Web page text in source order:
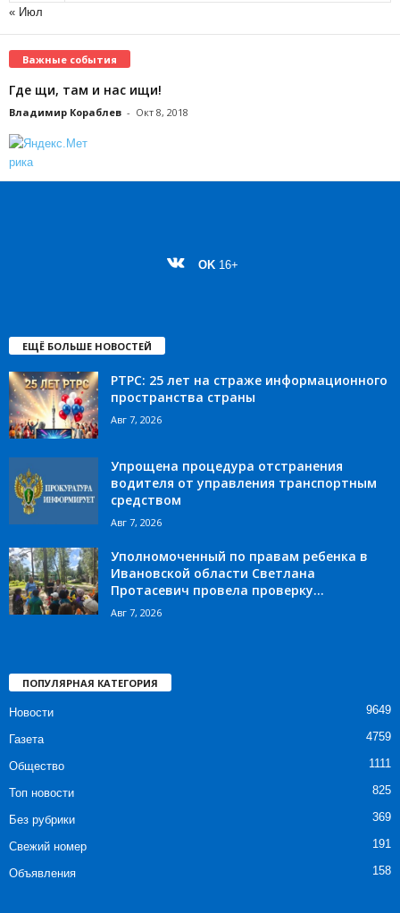
« Июл
Важные события
Где щи, там и нас ищи!
Владимир Кораблев - Окт 8, 2018
OK 16+
ЕЩЁ БОЛЬШЕ НОВОСТЕЙ
РТРС: 25 лет на страже информационного
пространства страны
Авг 7, 2026
Упрощена процедура отстранения
водителя от управления транспортным
средством
Авг 7, 2026
Уполномоченный по правам ребенка в
Ивановской области Светлана
Протасевич провела проверку...
Авг 7, 2026
ПОПУЛЯРНАЯ КАТЕГОРИЯ
Новости 9649
Газета 4759
Общество 1111
Топ новости 825
Без рубрики 369
Свежий номер 191
Объявления 158